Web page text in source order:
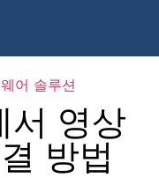
어 솔루션
서 영상
방법